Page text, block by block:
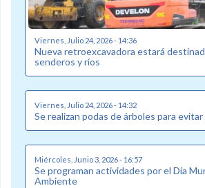
Viernes, Julio 24, 2026 - 14:36
Nueva retroexcavadora estará
senderos y ríos
Viernes, Julio 24, 2026 - 14:32
Se realizan podas de árboles para
Miércoles, Junio 3, 2026 - 16:57
Se programan actividades por el Día
Ambiente